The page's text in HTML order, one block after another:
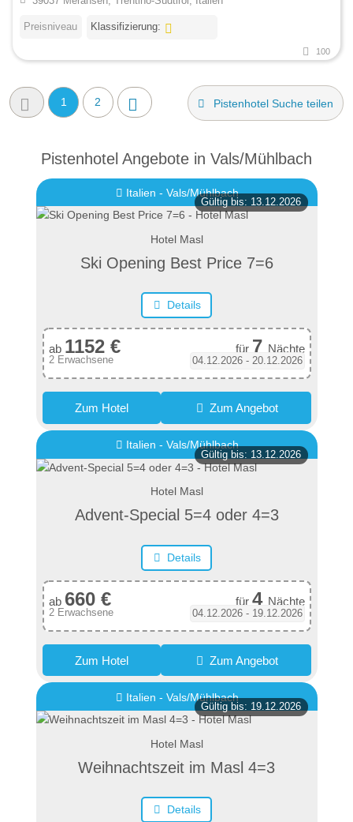
Preisniveau Klassifizierung:
100
1 2 Pistenhotel Suche teilen
Pistenhotel Angebote in Vals/Mühlbach
Italien - Vals/Mühlbach
Gültig bis: 13.12.2026
Hotel Masl
Ski Opening Best Price 7=6
Details
ab 1152 € für 7 Nächte
2 Erwachsene 04.12.2026 - 20.12.2026
Zum Hotel Zum Angebot
Italien - Vals/Mühlbach
Gültig bis: 13.12.2026
Hotel Masl
Advent-Special 5=4 oder 4=3
Details
ab 660 € für 4 Nächte
2 Erwachsene 04.12.2026 - 19.12.2026
Zum Hotel Zum Angebot
Italien - Vals/Mühlbach
Gültig bis: 19.12.2026
Hotel Masl
Weihnachtszeit im Masl 4=3
Details